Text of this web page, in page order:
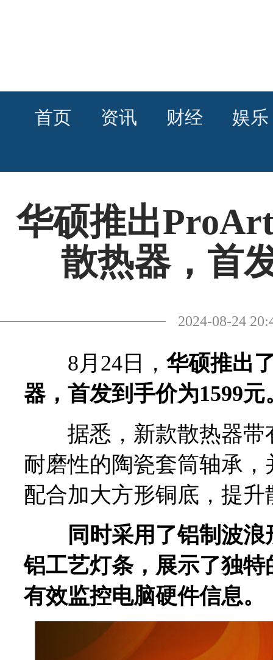
首页 资讯 财经 娱乐
华硕推出
散热器，首
2024-08-24
8月24日，华硕推出
器，首发到手价为1599元
据悉，新款散热器带
耐磨性的陶瓷套筒轴承
配合加大方形铜底，提升
同时采用了铝制波
铝工艺灯条，展示了独
有效监控电脑硬件信息。